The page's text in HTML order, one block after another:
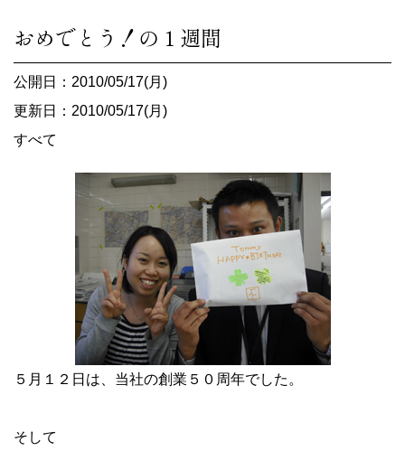
おめでとう！の１週間
公開日：2010/05/17(月)
更新日：2010/05/17(月)
すべて
５月１２日は、当社の創業５０周年でした。
そして